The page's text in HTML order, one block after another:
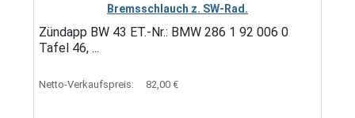
Bremsschlauch z. SW-Rad.
Zündapp BW 43 ET.-Nr.: BMW 286 1 92 006 0
Tafel 46, ...
Netto-Verkaufspreis: 82,00 €